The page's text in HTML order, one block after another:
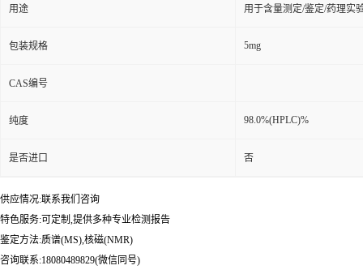
用途 用于含量测定/鉴定/药理实
包装规格 5mg
CAS编号
纯度 98.0%(HPLC)%
是否进口 否
供应情况:联系我们咨询
特色服务:可定制,提供多种专业检测报告
鉴定方法:质谱(MS),核磁(NMR)
咨询联系:18080489829(微信同号)